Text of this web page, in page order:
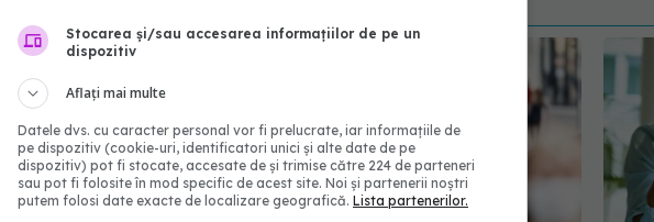
Stocarea și/sau accesarea informațiilor de pe un
dispozitiv
Aflați mai multe
Datele dvs. cu caracter personal vor fi prelucrate, iar informațiile de
pe dispozitiv (cookie-uri, identificatori unici și alte date de pe
dispozitiv) pot fi stocate, accesate de și trimise către 224 de parteneri
sau pot fi folosite în mod specific de acest site. Noi și partenerii noștri
putem folosi date exacte de localizare geografică. Lista partenerilor.